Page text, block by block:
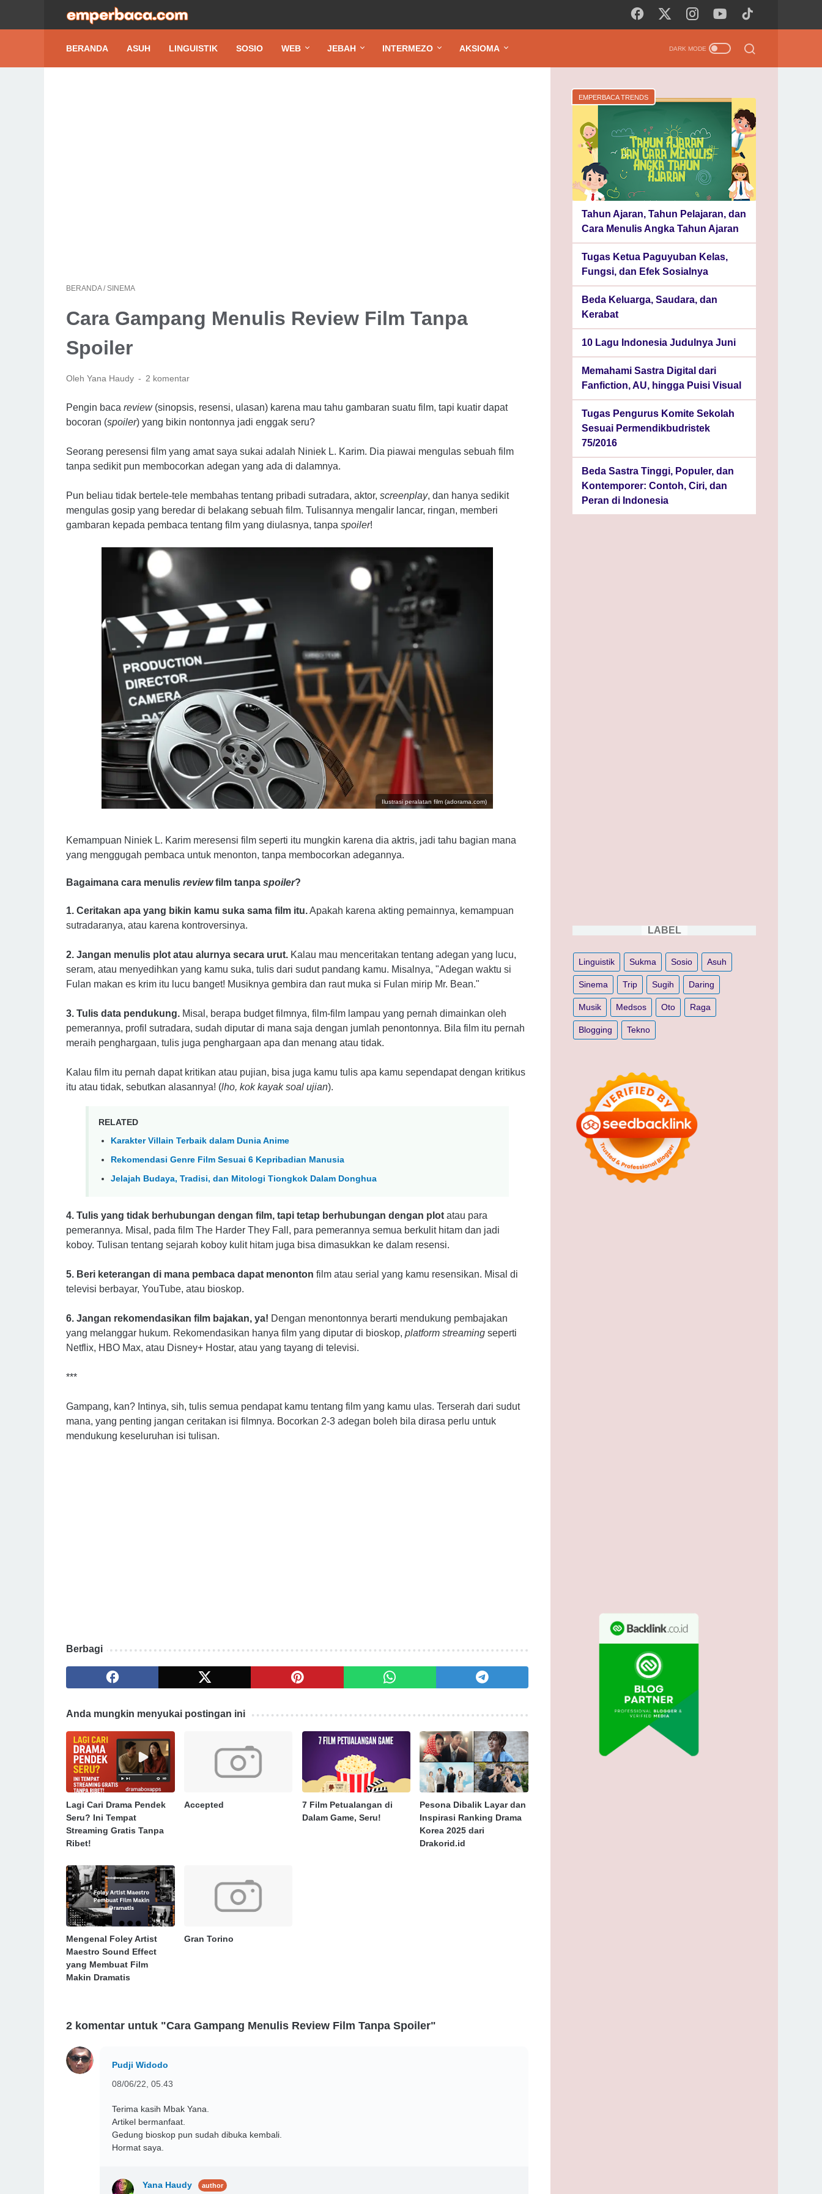
BERANDA ASUH LINGUISTIK SOSIO WEB JEBAH INTERMEZO AKSIOMA
BERANDA /SINEMA
Cara Gampang Menulis Review Film Tanpa
Spoiler
Oleh Yana Haudy 2 komentar
Pengin baca review (sinopsis, resensi, ulasan) karena mau tahu gambaran suatu film, tapi kuatir dapat
bocoran (spoiler) yang bikin nontonnya jadi enggak seru?
Seorang peresensi film yang amat saya sukai adalah Niniek L. Karim. Dia piawai mengulas sebuah film
tanpa sedikit pun membocorkan adegan yang ada di dalamnya.
Pun beliau tidak bertele-tele membahas tentang pribadi sutradara, aktor, screenplay, dan hanya sedikit
mengulas gosip yang beredar di belakang sebuah film. Tulisannya mengalir lancar, ringan, memberi
gambaran kepada pembaca tentang film yang diulasnya, tanpa spoiler!
Ilustrasi peralatan film (adorama.com)
Kemampuan Niniek L. Karim meresensi film seperti itu mungkin karena dia aktris, jadi tahu bagian mana
yang menggugah pembaca untuk menonton, tanpa membocorkan adegannya.
Bagaimana cara menulis reviewfilm tanpa spoiler?
1. Ceritakan apa yang bikin kamu suka sama film itu.Apakah karena akting pemainnya, kemampuan
sutradaranya, atau karena kontroversinya.
2. Jangan menulis plot atau alurnya secara urut. Kalau mau menceritakan tentang adegan yang lucu,
seram, atau menyedihkan yang kamu suka, tulis dari sudut pandang kamu. Misalnya, "Adegan waktu si
Fulan makan es krim itu lucu banget! Musiknya gembira dan raut muka si Fulan mirip Mr. Bean."
3. Tulis data pendukung. Misal, berapa budget filmnya, film-film lampau yang pernah dimainkan oleh
pemerannya, profil sutradara, sudah diputar di mana saja dengan jumlah penontonnya. Bila film itu pernah
meraih penghargaan, tulis juga penghargaan apa dan menang atau tidak.
Kalau film itu pernah dapat kritikan atau pujian, bisa juga kamu tulis apa kamu sependapat dengan kritikus
itu atau tidak, sebutkan alasannya! (lho, kok kayak soal ujian).
RELATED
Karakter Villain Terbaik dalam Dunia Anime
Rekomendasi Genre Film Sesuai 6 Kepribadian Manusia
Jelajah Budaya, Tradisi, dan Mitologi Tiongkok Dalam Donghua
4. Tulis yang tidak berhubungan dengan film, tapi tetap berhubungan dengan plot atau para
pemerannya. Misal, pada film The Harder They Fall, para pemerannya semua berkulit hitam dan jadi
koboy. Tulisan tentang sejarah koboy kulit hitam juga bisa dimasukkan ke dalam resensi.
5. Beri keterangan di mana pembaca dapat menonton film atau serial yang kamu resensikan. Misal di
televisi berbayar, YouTube, atau bioskop.
6. Jangan rekomendasikan film bajakan, ya! Dengan menontonnya berarti mendukung pembajakan
yang melanggar hukum. Rekomendasikan hanya film yang diputar di bioskop, platform streaming seperti
Netflix, HBO Max, atau Disney+ Hostar, atau yang tayang di televisi.
***
Gampang, kan? Intinya, sih, tulis semua pendapat kamu tentang film yang kamu ulas. Terserah dari sudut
mana, yang penting jangan ceritakan isi filmnya. Bocorkan 2-3 adegan boleh bila dirasa perlu untuk
mendukung keseluruhan isi tulisan.
Berbagi
Anda mungkin menyukai postingan ini
Lagi Cari Drama Pendek
Seru? Ini Tempat
Streaming Gratis Tanpa
Ribet!
Accepted
7 Film Petualangan di
Dalam Game, Seru!
Pesona Dibalik Layar dan
Inspirasi Ranking Drama
Korea 2025 dari
Drakorid.id
Mengenal Foley Artist
Maestro Sound Effect
yang Membuat Film
Makin Dramatis
Gran Torino
2 komentar untuk "Cara Gampang Menulis Review Film Tanpa Spoiler"
Pudji Widodo
08/06/22, 05.43
Terima kasih Mbak Yana.
Artikel bermanfaat.
Gedung bioskop pun sudah dibuka kembali.
Hormat saya.
Yana Haudy
EMPERBACA TRENDS
Tahun Ajaran, Tahun Pelajaran, dan
Cara Menulis Angka Tahun Ajaran
Tugas Ketua Paguyuban Kelas,
Fungsi, dan Efek Sosialnya
Beda Keluarga, Saudara, dan
Kerabat
10 Lagu Indonesia Judulnya Juni
Memahami Sastra Digital dari
Fanfiction, AU, hingga Puisi Visual
Tugas Pengurus Komite Sekolah
Sesuai Permendikbudristek
75/2016
Beda Sastra Tinggi, Populer, dan
Kontemporer: Contoh, Ciri, dan
Peran di Indonesia
LABEL
Linguistik Sukma Sosio Asuh
Sinema Trip Sugih Daring
Musik Medsos Oto Raga
Blogging Tekno